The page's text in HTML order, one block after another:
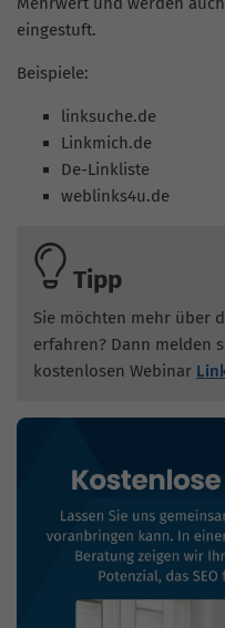
eingestuft.
Beispiele:
linksuche.de
Linkmich.de
De-Linkliste
weblinks4u.de
Tipp
Sie möchten mehr über
erfahren? Dann melden
kostenlosen Webinar